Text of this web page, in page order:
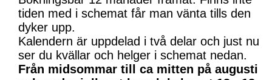
tiden med i schemat får man vänta tills den
dyker upp.
Kalendern är uppdelad i två delar och just nu
ser du kvällar och helger i schemat nedan.
Från midsommar till ca mitten på augusti